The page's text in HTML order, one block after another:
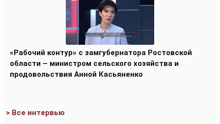
«Рабочий контур» с замгубернатора Ростовской
области – министром сельского хозяйства и
продовольствия Анной Касьяненко
> Все интервью